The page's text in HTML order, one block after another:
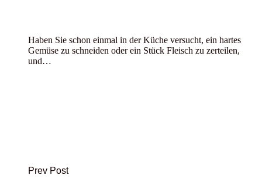
Haben Sie schon einmal in der Küche versucht, ein hartes
Gemüse zu schneiden oder ein Stück Fleisch zu zerteilen,
und…
Prev Post